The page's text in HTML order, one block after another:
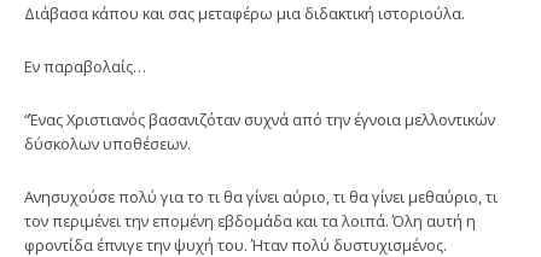
Διάβασα κάπου και σας μεταφέρω μια διδακτική ιστοριούλα.
Εν παραβολαίς…
“Ένας Χριστιανός βασανιζόταν συχνά από την έγνοια μελλοντικών
δύσκολων υποθέσεων.
Ανησυχούσε πολύ για το τι θα γίνει αύριο, τι θα γίνει μεθαύριο, τι
τον περιμένει την επομένη εβδομάδα και τα λοιπά. Όλη αυτή η
φροντίδα έπνιγε την ψυχή του. Ήταν πολύ δυστυχισμένος.